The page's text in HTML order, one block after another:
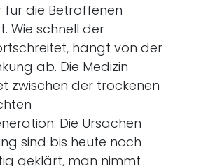
für die Betroffenen
Wie schnell der
hängt von der
ab. Die Medizin
zwischen der trockenen
Die Ursachen
sind bis heute noch
geklärt, man nimmt